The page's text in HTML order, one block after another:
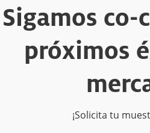
Sigamos co-
próximos
¡Solicita tu